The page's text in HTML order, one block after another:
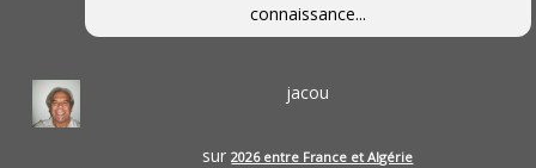
connaissance...
jacou
sur2026 entre France et Algérie